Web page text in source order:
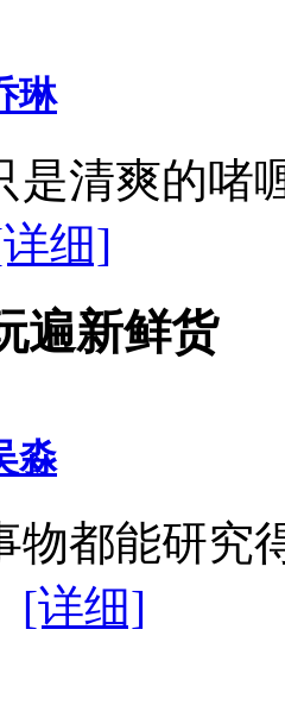
琳
是清爽的啫
细]
遍新鲜货
淼
物都能研究
[详细]